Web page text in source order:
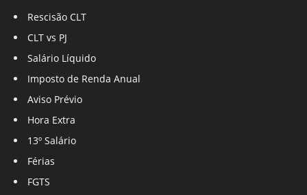
Rescisão CLT
CLT vs PJ
Salário Líquido
Imposto de Renda Anual
Aviso Prévio
Hora Extra
13º Salário
Férias
FGTS